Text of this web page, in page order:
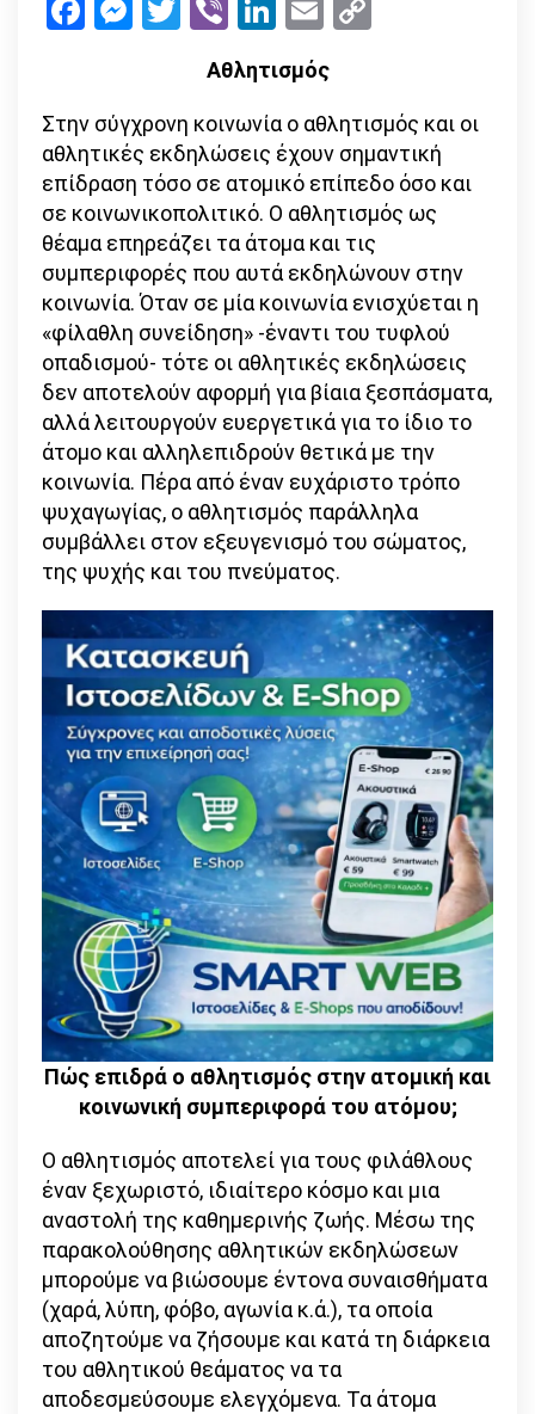
Facebook
Messenger
Twitter
ViberLinkedIn
Email
Αθλητισμός
Στην σύγχρονη κοινωνία ο αθλητισμός και οι
αθλητικές εκδηλώσεις έχουν σημαντική
επίδραση τόσο σε ατομικό επίπεδο όσο και
σε κοινωνικοπολιτικό. Ο αθλητισμός ως
θέαμα επηρεάζει τα άτομα και τις
συμπεριφορές που αυτά εκδηλώνουν στην
κοινωνία. Όταν σε μία κοινωνία ενισχύεται η
«φίλαθλη συνείδηση» -έναντι του τυφλού
οπαδισμού- τότε οι αθλητικές εκδηλώσεις
δεν αποτελούν αφορμή για βίαια ξεσπάσματα,
αλλά λειτουργούν ευεργετικά για το ίδιο το
άτομο και αλληλεπιδρούν θετικά με την
κοινωνία. Πέρα από έναν ευχάριστο τρόπο
ψυχαγωγίας, ο αθλητισμός παράλληλα
συμβάλλει στον εξευγενισμό του σώματος,
της ψυχής και του πνεύματος.
Πώς επιδρά ο αθλητισμός στην ατομική και
κοινωνική συμπεριφορά του ατόμου;
Ο αθλητισμός αποτελεί για τους φιλάθλους
έναν ξεχωριστό, ιδιαίτερο κόσμο και μια
αναστολή της καθημερινής ζωής. Μέσω της
παρακολούθησης αθλητικών εκδηλώσεων
μπορούμε να βιώσουμε έντονα συναισθήματα
(χαρά, λύπη, φόβο, αγωνία κ.ά.), τα οποία
αποζητούμε να ζήσουμε και κατά τη διάρκεια
του αθλητικού θεάματος να τα
αποδεσμεύσουμε ελεγχόμενα. Τα άτομα